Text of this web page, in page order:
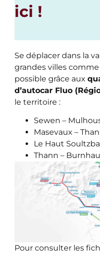
ici !
Se déplacer dans la
grandes villes
possible grâce aux
d’autocar Fluo
le territoire :
Sewen –
Masevaux –
Le Haut
Thann –
Pour consulter les